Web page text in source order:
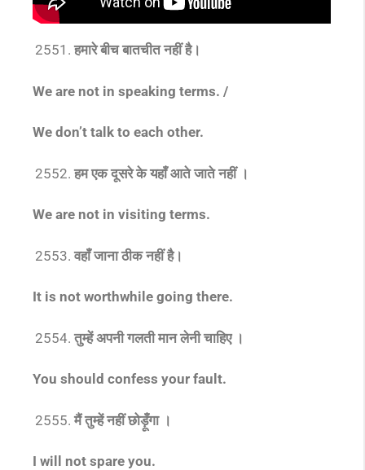
हमारे बीच बातचीत नहीं है।
We are not in speaking terms. /
We don’t talk to each other.
हम एक दूसरे के यहाँ आते जाते नहीं ।
We are not in visiting terms.
वहाँ जाना ठीक नहीं है।
It is not worthwhile going there.
तुम्हें अपनी गलती मान लेनी चाहिए ।
You should confess your fault.
मैं तुम्हें नहीं छोड़ूँगा ।
I will not spare you.